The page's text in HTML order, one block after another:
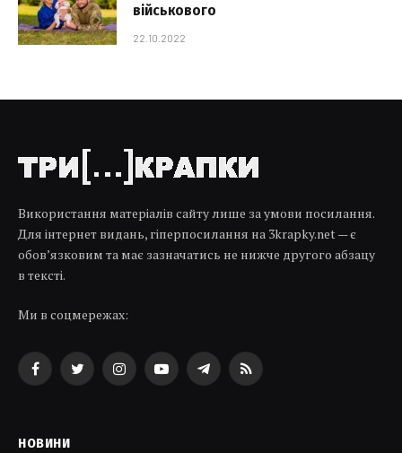
військового
22.10.2022
Використання матеріалів сайту лише за умови посилання.
Для інтернет видань, гіперпосилання на 3krapky.net — є
обов’язковим та має зазначатись не нижче другого абзацу
в тексті.
Ми в соцмережах:
FacebookTwitterInstagramYouTubeTelegramRSS
НОВИНИ